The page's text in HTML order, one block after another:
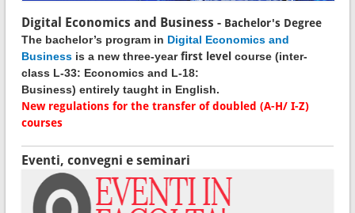
Digital Economics and Business - Bachelor's Degree
The bachelor’s program in Digital Economics and
Businessis a new three-yearfirst levelcourse(inter-
class L-33: Economics and L-18:
Business) entirely taught in English.
New regulations for the transfer of doubled (A-H/ I-Z)
courses
Eventi, convegni e seminari